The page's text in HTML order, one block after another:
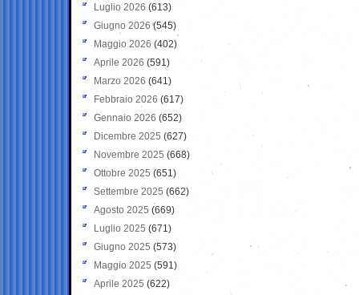
Luglio 2026 (613)
Giugno 2026 (545)
Maggio 2026 (402)
Aprile 2026 (591)
Marzo 2026 (641)
Febbraio 2026 (617)
Gennaio 2026 (652)
Dicembre 2025 (627)
Novembre 2025 (668)
Ottobre 2025 (651)
Settembre 2025 (662)
Agosto 2025 (669)
Luglio 2025 (671)
Giugno 2025 (573)
Maggio 2025 (591)
Aprile 2025 (622)